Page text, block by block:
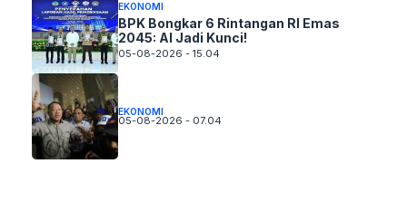
EKONOMI
BPK Bongkar 6 Rintangan RI Emas
2045: AI Jadi Kunci!
05-08-2026 - 15.04
EKONOMI
05-08-2026 - 07.04